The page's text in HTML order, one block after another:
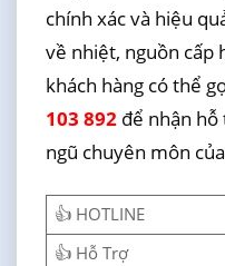
chính xác và hiệu
về nhiệt, nguồn cấp
khách hàng có thể
103 892để nhận hỗ
ngũ chuyên môn
👍 HOTLINE
👍 Hỗ Trợ